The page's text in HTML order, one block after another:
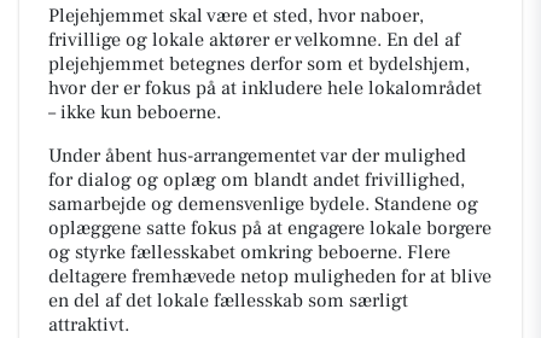
Plejehjemmet skal være et sted, hvor naboer,
frivillige og lokale aktører er velkomne. En del af
plejehjemmet betegnes derfor som et bydelshjem,
hvor der er fokus på at inkludere hele lokalområdet
– ikke kun beboerne.
Under åbent hus-arrangementet var der mulighed
for dialog og oplæg om blandt andet frivillighed,
samarbejde og demensvenlige bydele. Standene og
oplæggene satte fokus på at engagere lokale borgere
og styrke fællesskabet omkring beboerne. Flere
deltagere fremhævede netop muligheden for at blive
en del af det lokale fællesskab som særligt
attraktivt.